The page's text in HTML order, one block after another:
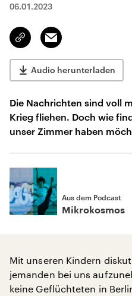
06.01.2023
Link
kopieren/teilen
Email
Audio herunterladen
Die Nachrichten sind voll
Krieg fliehen. Doch wie
unser Zimmer haben
Aus dem Podcast
Mikrokosmos
Mit unseren Kindern
jemanden bei uns
keine Geflüchteten in